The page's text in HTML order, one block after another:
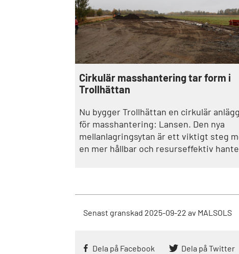
Cirkulär masshantering tar form i
Trollhättan
Nu bygger Trollhättan en cirkulär
för masshantering: Lansen. Den nya
mellanlagringsytan är ett viktigt steg
en mer hållbar och resurseffektiv
ett mer hållbart byggande.
Senast granskad 2025-09-22 av MALSOLS
Dela på Facebook Dela på Twitter